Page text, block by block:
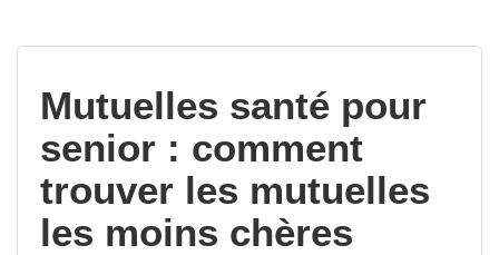
Mutuelles santé pour
senior : comment
trouver les mutuelles
les moins chères